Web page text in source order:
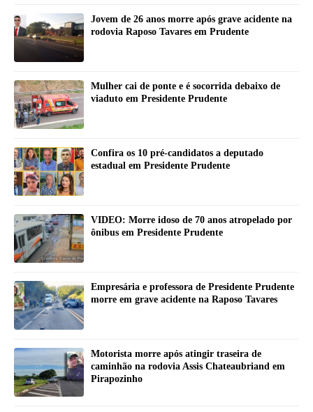
Jovem de 26 anos morre após grave acidente na
rodovia Raposo Tavares em Prudente
Mulher cai de ponte e é socorrida debaixo de
viaduto em Presidente Prudente
Confira os 10 pré-candidatos a deputado
estadual em Presidente Prudente
VIDEO: Morre idoso de 70 anos atropelado por
ônibus em Presidente Prudente
Empresária e professora de Presidente Prudente
morre em grave acidente na Raposo Tavares
Motorista morre após atingir traseira de
caminhão na rodovia Assis Chateaubriand em
Pirapozinho